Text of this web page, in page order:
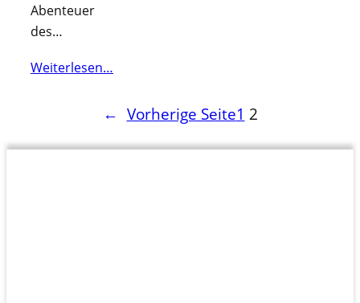
Abenteuer
des…
Weiterlesen…
← Vorherige Seite1 2